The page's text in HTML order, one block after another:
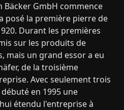
Bäcker GmbH commence
posé la première pierre de
Durant les premières
sur les produits de
mais un grand essor a eu
de la troisième
Avec seulement trois
en 1995 une
étendu l'entreprise à